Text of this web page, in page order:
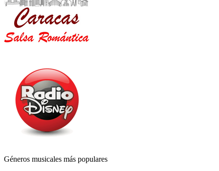
Géneros musicales más populares